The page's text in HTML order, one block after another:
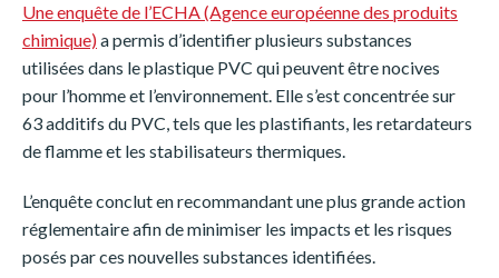
Une enquête de l’ECHA (Agence européenne des produits
chimique)a permis d’identifier plusieurs substances
utilisées dans le plastique PVC qui peuvent être nocives
pour l’homme et l’environnement. Elle s’est concentrée sur
63 additifs du PVC, tels que les plastifiants, les retardateurs
de flamme et les stabilisateurs thermiques.
L’enquête conclut en recommandant une plus grande action
réglementaire afin de minimiser les impacts et les risques
posés par ces nouvelles substances identifiées.